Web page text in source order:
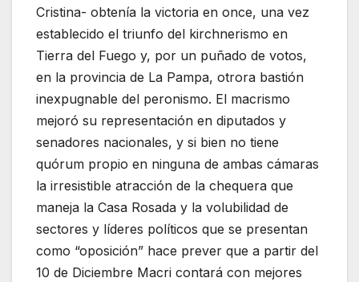
Cristina- obtenía la victoria en once, una vez
establecido el triunfo del kirchnerismo en
Tierra del Fuego y, por un puñado de votos,
en la provincia de La Pampa, otrora bastión
inexpugnable del peronismo. El macrismo
mejoró su representación en diputados y
senadores nacionales, y si bien no tiene
quórum propio en ninguna de ambas cámaras
la irresistible atracción de la chequera que
maneja la Casa Rosada y la volubilidad de
sectores y líderes políticos que se presentan
como “oposición” hace prever que a partir del
10 de Diciembre Macri contará con mejores